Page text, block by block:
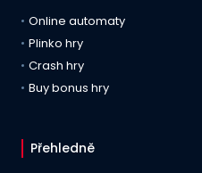
Online automaty
Plinko hry
Crash hry
Buy bonus hry
Přehledně